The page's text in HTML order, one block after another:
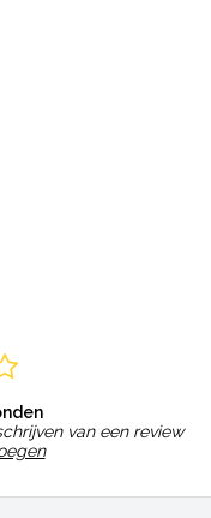
van een review